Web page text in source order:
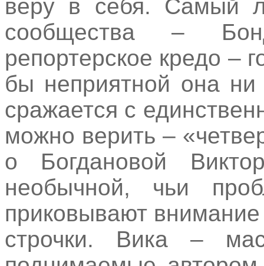
веру в себя. Самый
сообщества –
репортерское кредо –
бы неприятной она
сражается с
можно верить –
о Богдановой
необычной, чьи
приковывают внимание
строчки. Вика –